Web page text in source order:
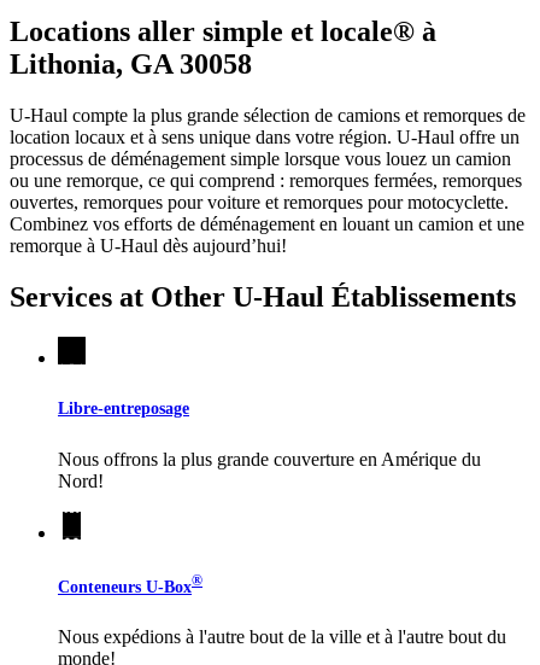
Locations aller simple et locale® à
Lithonia, GA 30058
U-Haul compte la plus grande sélection de camions et remorques de
location locaux et à sens unique dans votre région. U-Haul offre un
processus de déménagement simple lorsque vous louez un camion
ou une remorque, ce qui comprend : remorques fermées, remorques
ouvertes, remorques pour voiture et remorques pour motocyclette.
Combinez vos efforts de déménagement en louant un camion et une
remorque à U-Haul dès aujourd’hui!
Services at Other U-Haul Établissements
Libre-entreposage
Nous offrons la plus grande couverture en Amérique du
Nord!
Conteneurs U-Box®
Nous expédions à l'autre bout de la ville et à l'autre bout du
monde!